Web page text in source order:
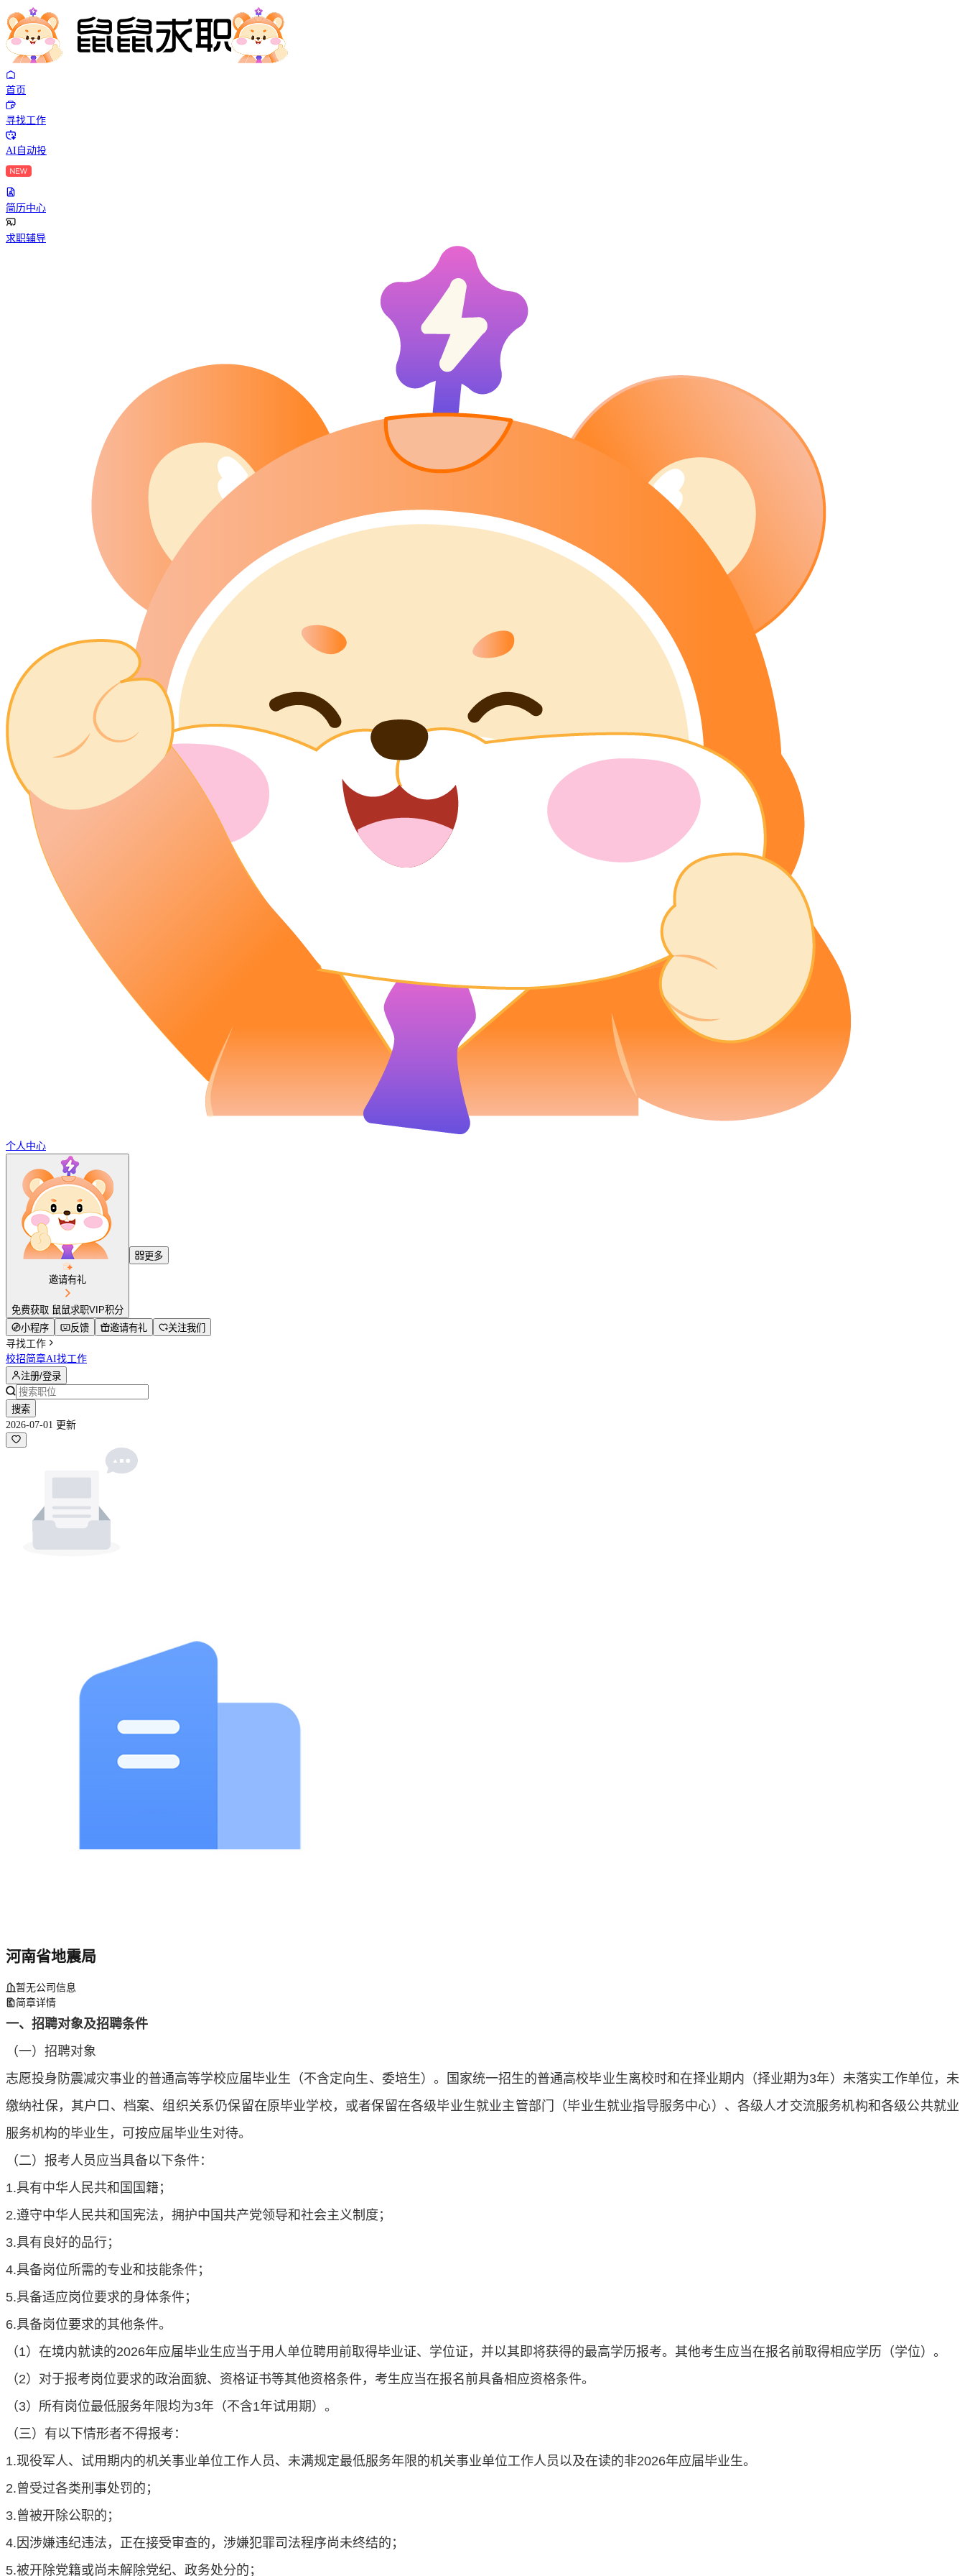
首页
寻找工作
AI自动投
简历中心
求职辅导
个人中心
邀请有礼
免费获取 鼠鼠求职VIP积分
更多
小程序 反馈 邀请有礼
关注我们
寻找工作
校招简章AI找工作
注册/登录
搜索
2026-07-01 更新
河南省地震局
暂无公司信息
简章详情
一、招聘对象及招聘条件
（一）招聘对象
志愿投身防震减灾事业的普通高等学校应届毕业生（不含定向生、委培生） 。 国家统一招生的普通高校毕业生离校时和在择业期内（择业期为3年）未落实工作单位，未
缴纳社保，其户口、档案、组织关系仍保留在原毕业学校，或者保留在各级毕业生就业主管部门（毕业生就业指导服务中心）、各级人才交流服务机构和各级公共就业
服务机构的毕业生，可按应届毕业生对待。
（二）报考人员应当具备以下条件：
1.具有中华人民共和国国籍；
2.遵守中华人民共和国宪法，拥护中国共产党领导和社会主义制度；
3.具有良好的品行；
4.具备岗位所需的专业和技能条件；
5.具备适应岗位要求的身体条件；
6.具备岗位要求的其他条件。
（1）在境内就读的2026年应届毕业生应当于用人单位聘用前取得毕业证、学位证，并以其即将获得的最高学历报考。其他考生应当在报名前取得相应学历（学位）。
（2）对于报考岗位要求的政治面貌、资格证书等其他资格条件， 考生应当在报名前具备相应资格条件。
（3） 所有岗位最低服务年限均为3年（不含1年试用期）。
（三）有以下情形者不得报考：
1.现役军人、 试用期内的机关事业单位工作人员、未满规定最低服务年限的机关事业单位工作人员 以及在读的非2026年应届毕业生。
2.曾受过各类刑事处罚的；
3.曾被开除公职的；
4.因涉嫌违纪违法，正在接受审查的 ，涉嫌犯罪司法程序尚未终结的 ；
5.被开除党籍或尚未解除党纪、 政务处分的；